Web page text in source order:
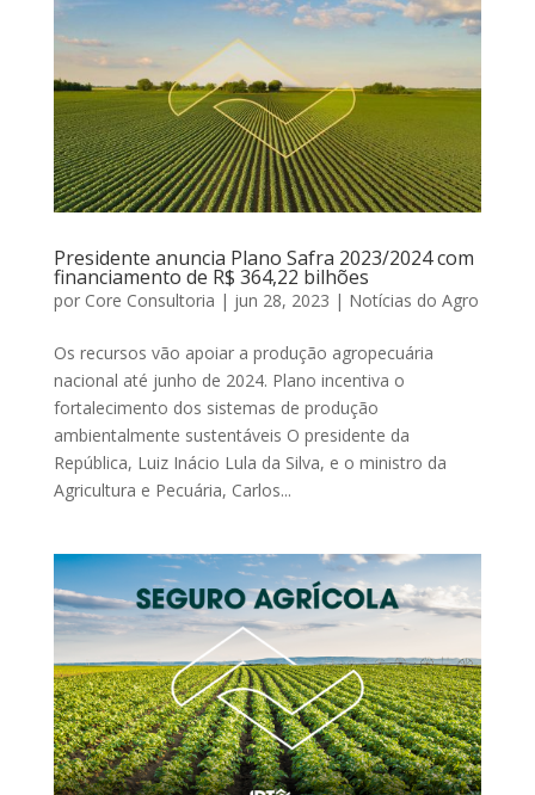
Presidente anuncia Plano Safra 2023/2024 com
financiamento de R$ 364,22 bilhões
por Core Consultoria | jun 28, 2023 | Notícias do Agro
Os recursos vão apoiar a produção agropecuária
nacional até junho de 2024. Plano incentiva o
fortalecimento dos sistemas de produção
ambientalmente sustentáveis O presidente da
República, Luiz Inácio Lula da Silva, e o ministro da
Agricultura e Pecuária, Carlos...